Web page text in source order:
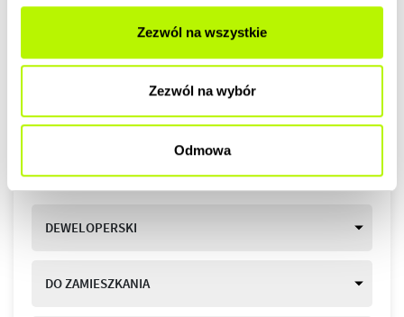
Zezwól na wszystkie
Zezwól na wybór
Odmowa
STANDARDY WYKOŃCZENIA
DEWELOPERSKI
DO ZAMIESZKANIA